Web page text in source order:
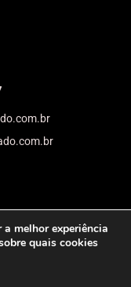
melhor experiência
quais cookies